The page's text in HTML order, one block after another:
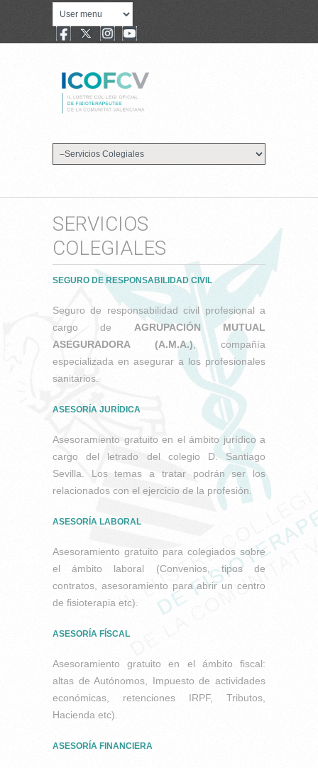
SERVICIOS
COLEGIALES
SEGURO DE RESPONSABILIDAD CIVIL
Seguro de responsabilidad civil profesional a
cargo de AGRUPACIÓN MUTUAL
ASEGURADORA (A.M.A.), compañía
especializada en asegurar a los profesionales
sanitarios.
ASESORÍA JURÍDICA
Asesoramiento gratuito en el ámbito jurídico a
cargo del letrado del colegio D. Santiago
Sevilla. Los temas a tratar podrán ser los
relacionados con el ejercicio de la profesión.
ASESORÍA LABORAL
Asesoramiento gratuito para colegiados sobre
el ámbito laboral (Convenios, tipos de
contratos, asesoramiento para abrir un centro
de fisioterapia etc).
ASESORÍA FÍSCAL
Asesoramiento gratuito en el ámbito fiscal:
altas de Autónomos, Impuesto de actividades
económicas, retenciones IRPF, Tributos,
Hacienda etc).
ASESORÍA FINANCIERA